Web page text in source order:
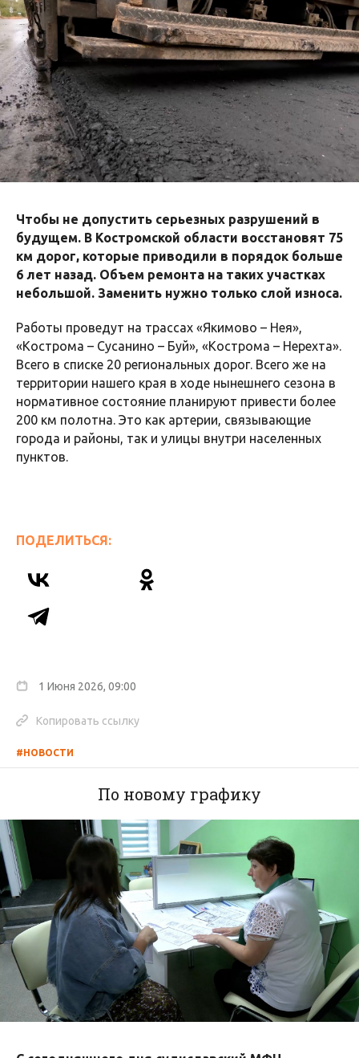
Чтобы не допустить серьезных разрушений в
будущем. В Костромской области восстановят 75
км дорог, которые приводили в порядок больше
6 лет назад. Объем ремонта на таких участках
небольшой. Заменить нужно только слой износа.
Работы проведут на трассах «Якимово – Нея»,
«Кострома – Сусанино – Буй», «Кострома – Нерехта».
Всего в списке 20 региональных дорог. Всего же на
территории нашего края в ходе нынешнего сезона в
нормативное состояние планируют привести более
200 км полотна. Это как артерии, связывающие
города и районы, так и улицы внутри населенных
пунктов.
ПОДЕЛИТЬСЯ:
1 Июня 2026, 09:00
Копировать ссылку
#НОВОСТИ
По новому графику